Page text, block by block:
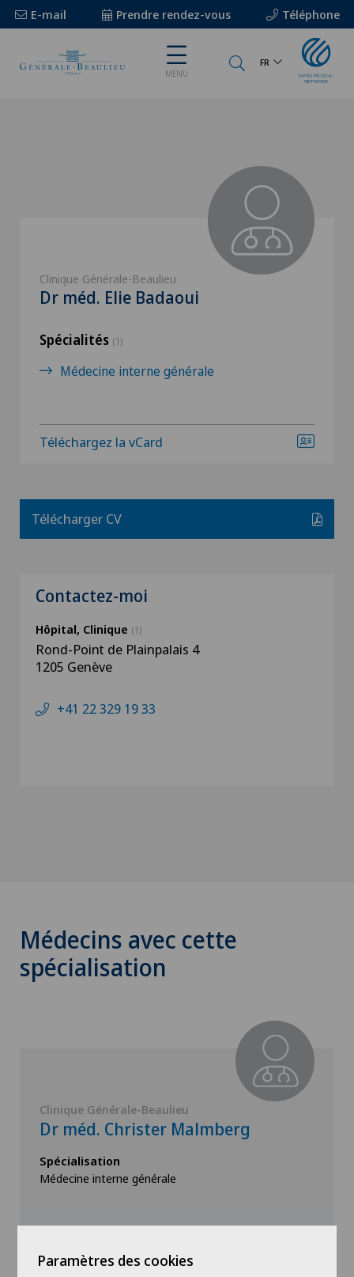
E-mail Prendre rendez-vous Téléphone
MENU
FR
Clinique Générale-Beaulieu
Dr méd. Elie Badaoui
Spécialités (1)
Médecine interne générale
Téléchargez la vCard
Télécharger CV
Contactez-moi
Hôpital, Clinique (1)
Rond-Point de Plainpalais 4
1205 Genève
+41 22 329 19 33
Médecins avec cette
spécialisation
Clinique Générale-Beaulieu
Dr méd. Christer Malmberg
Spécialisation
Médecine interne générale
Paramètres des cookies